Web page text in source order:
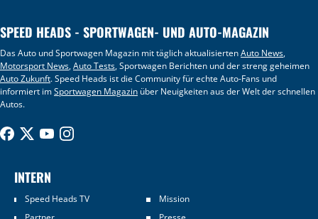
SPEED HEADS - SPORTWAGEN- UND AUTO-MAGAZIN
Das Auto und Sportwagen Magazin mit täglich aktualisiertenAuto News,
Motorsport News,Auto Tests, Sportwagen Berichten und der streng geheimen
Auto Zukunft. Speed Heads ist die Community für echte Auto-Fans und
informiert imSportwagen Magazin über Neuigkeiten aus der Welt der schnellen
Autos.
INTERN
Speed Heads TV
Mission